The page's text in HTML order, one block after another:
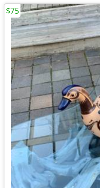
$75